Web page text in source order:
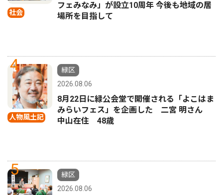
社会
フェみなみ」が設立10周年 今後も地域の居
場所を目指して
4
人物風土記
緑区
2026.08.06
8月22日に緑公会堂で開催される「よこはま
みらいフェス」を企画した 二宮 明さん
中山在住 48歳
5
緑区
2026.08.06